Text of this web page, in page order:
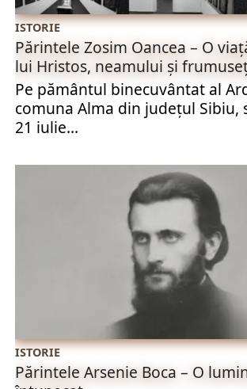
ISTORIE
Părintele Zosim Oancea – O
lui Hristos, neamului și
Pe pământul binecuvântat al
comuna Alma din județul Sibiu,
21 iulie...
ISTORIE
Părintele Arsenie Boca – O